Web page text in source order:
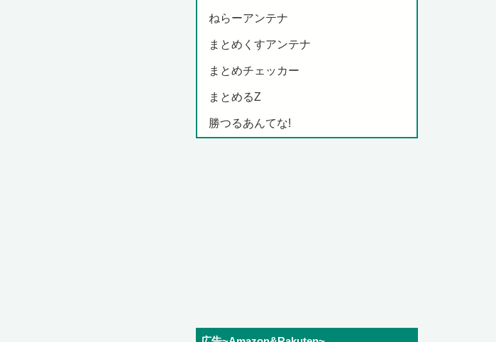
ねらーアンテナ
まとめくすアンテナ
まとめチェッカー
まとめるZ
勝つるあんてな!